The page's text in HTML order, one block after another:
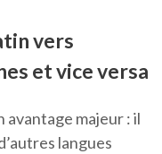
vers
et vice versa
majeur : il
langues